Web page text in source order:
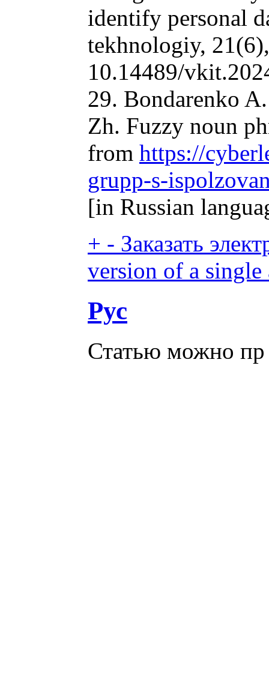
identify personal
tekhnologiy,
10.14489/
29. Bondarenko
Zh. Fuzzy noun
from https://
grupp-s-
[in Russian
+ - Заказать
version of a
Рус
Статью можно пр